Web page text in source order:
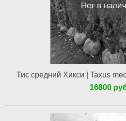
Нет в
Тис средний Хикси | Taxus
16800